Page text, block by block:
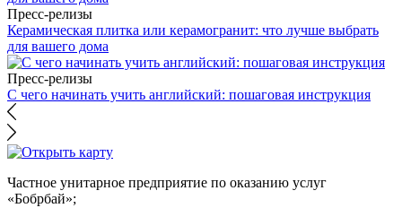
Пресс-релизы
Керамическая плитка или керамогранит: что лучше выбрать
для вашего дома
Пресс-релизы
С чего начинать учить английский: пошаговая инструкция
Частное унитарное предприятие по оказанию услуг
«Бобрбай»;